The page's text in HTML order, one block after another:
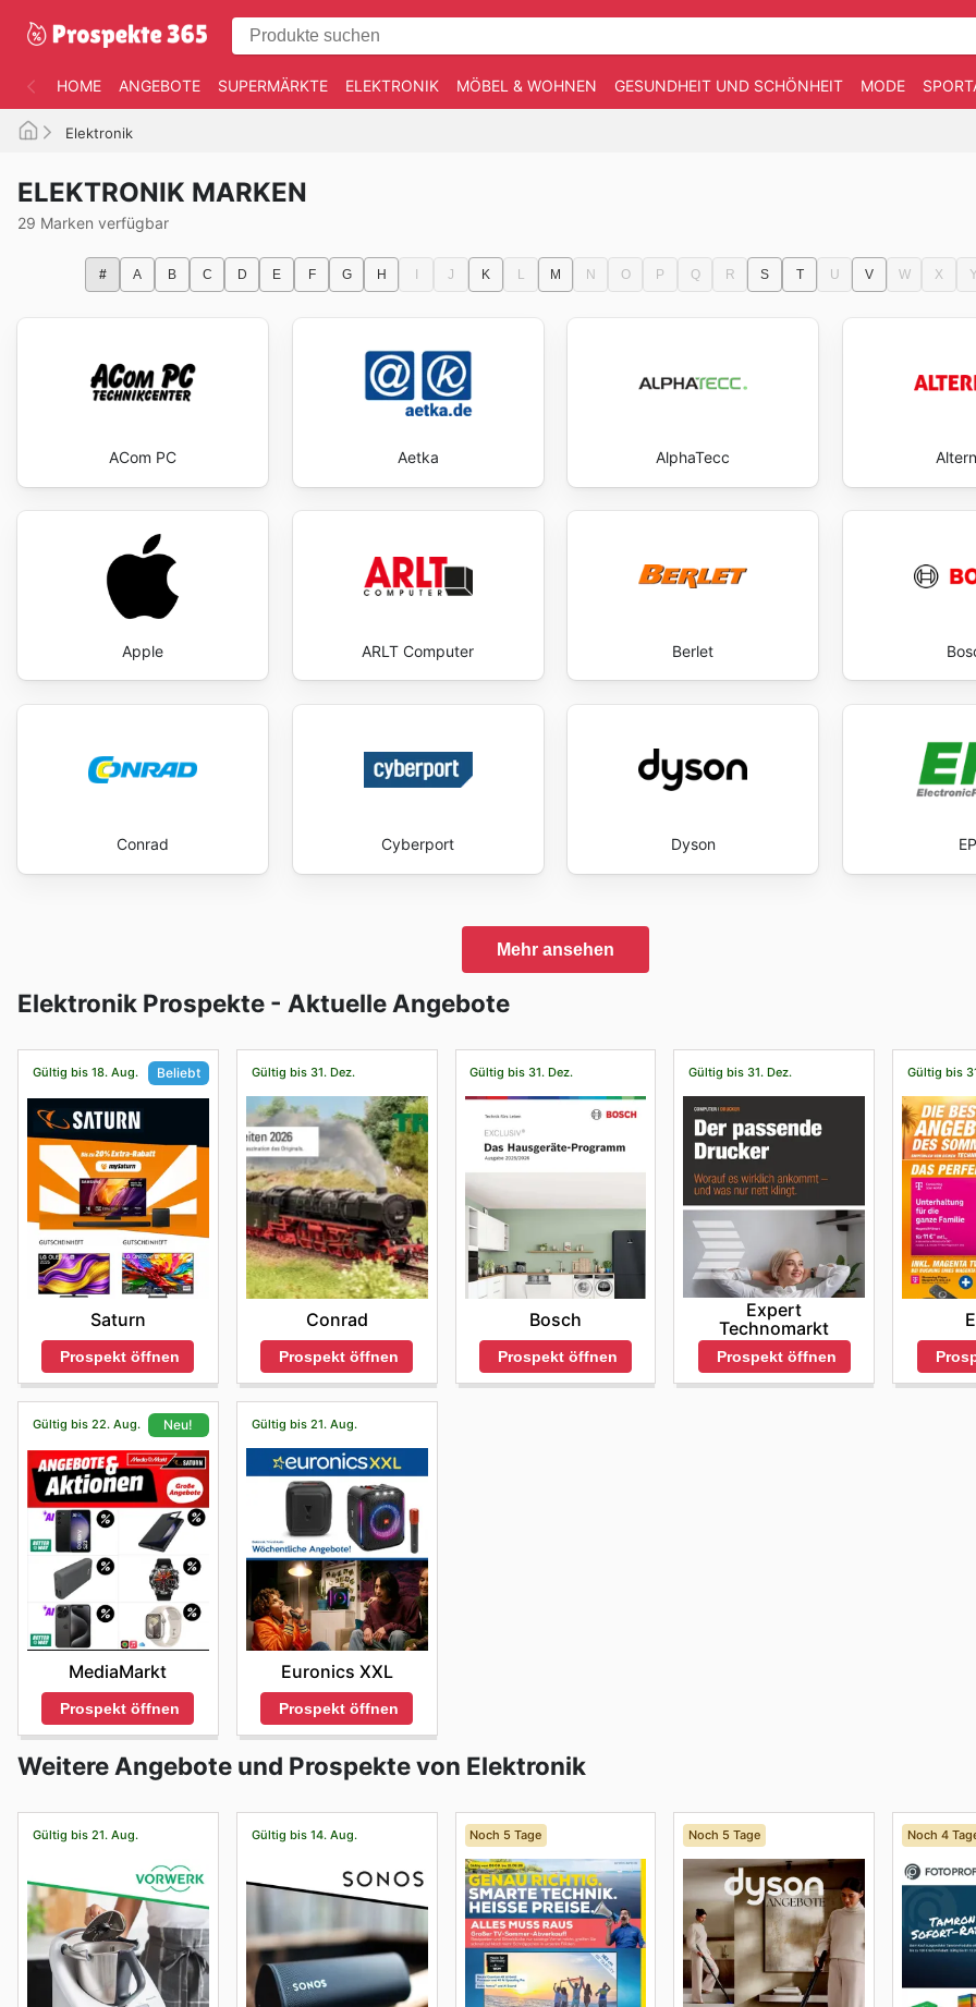
HOME ANGEBOTE SUPERMÄRKTE ELEKTRONIK MÖBEL & WOHNEN GESUNDHEIT UND SCHÖNHEIT MODE
Elektronik
ELEKTRONIK MARKEN
29 Marken verfügbar
# A B C D E F G H J K L M N O P Q R S T U V W X
ACom PC Aetka AlphaTecc
Apple ARLT Computer Berlet
Conrad Cyberport Dyson
Mehr ansehen
Elektronik Prospekte - Aktuelle Angebote
Gültig bis 18. Aug. Beliebt
Saturn
Prospekt öffnen
Gültig bis 31. Dez.
Conrad
Prospekt öffnen
Gültig bis 31. Dez.
Bosch
Prospekt öffnen
Gültig bis 31. Dez.
Expert
Technomarkt
Prospekt öffnen
Gültig bis
Gültig bis 22. Aug. Neu!
MediaMarkt
Prospekt öffnen
Gültig bis 21. Aug.
Euronics XXL
Prospekt öffnen
Weitere Angebote und Prospekte von Elektronik
Gültig bis 21. Aug. Gültig bis 14. Aug. Noch 5 Tage Noch 5 Tage Noch 4